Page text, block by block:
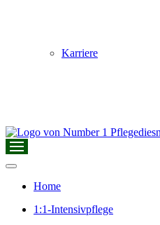
Karriere
Home
1:1-Intensivpflege